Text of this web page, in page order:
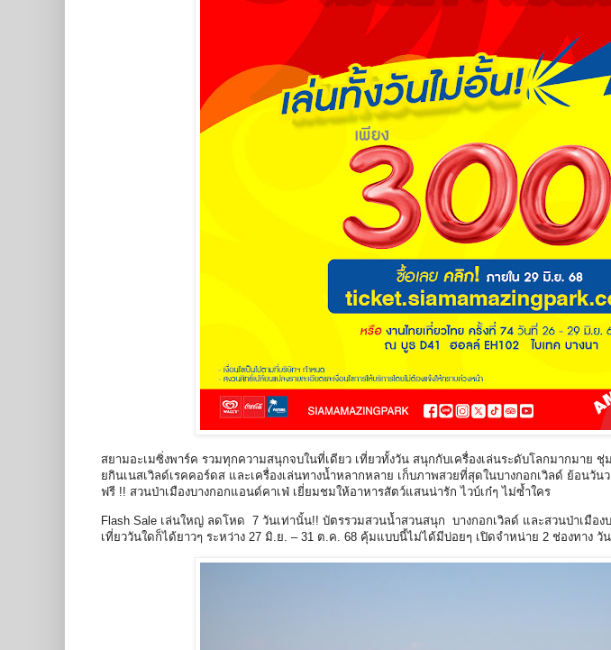
สยามอะเมซิ่งพาร์ค รวมทุกความสนุกจบในที่เดียว เที่ยวทั้งวัน สนุกกับเครื่องเล่นระดับโลกมากมาย
ยกินเนสเวิลด์เรคคอร์ดส และเครื่องเล่นทางน้ำหลากหลาย เก็บภาพสวยที่สุดในบางกอกเวิลด์ ย้อนวัน
ฟรี !! สวนป่าเมืองบางกอกแอนด์คาเฟ่ เยี่ยมชมให้อาหารสัตว์แสนน่ารัก ไวบ์เก๋ๆ ไม่ซ้ำใคร
Flash Sale เล่นใหญ่ ลดโหด 7 วันเท่านั้น!! บัตรรวมสวนน้ำสวนสนุก บางกอกเวิลด์ และสวนป่าเมือง
เที่ยววันใดก็ได้ยาวๆ ระหว่าง 27 มิ.ย. – 31 ต.ค. 68 คุ้มแบบนี้ไม่ได้มีบ่อยๆ เปิดจำหน่าย 2 ช่องทาง วั